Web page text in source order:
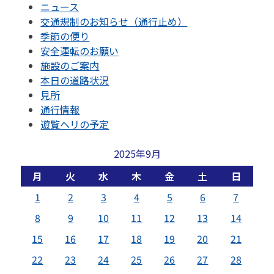
ニュース
交通規制のお知らせ（通行止め）
季節の便り
安全運転のお願い
施設のご案内
本日の道路状況
見所
通行情報
遊覧ヘリの予定
2025年9月
月
火 水 木 金 土
日
1
2 3 4 5 6
7
8
9 10 11 12 13
14
15
16 17 18 19 20
21
22
23 24 25 26 27
28